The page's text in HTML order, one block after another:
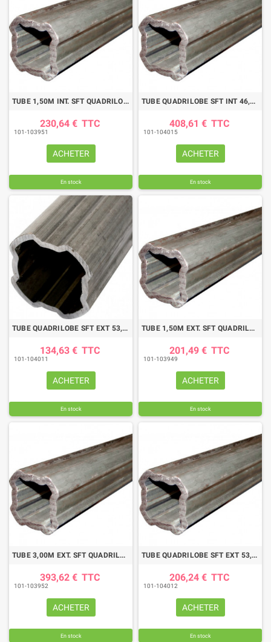
TUBE 1,50M INT. SFT QUADRILOBE 46,9X4,5 BYPY
230,64 € TTC
101-103951
ACHETER
En stock
TUBE QUADRILOBE SFT INT 46,9X4,4 LG3000
408,61 € TTC
101-104015
ACHETER
En stock
TUBE QUADRILOBE SFT EXT 53,9X3,25 LG1000
134,63 € TTC
101-104011
ACHETER
En stock
TUBE 1,50M EXT. SFT QUADRILOBE 53,9X3,25 BYPY
201,49 € TTC
101-103949
ACHETER
En stock
TUBE 3,00M EXT. SFT QUADRILOBE 53,9X3,25 BYPY
393,62 € TTC
101-103952
ACHETER
En stock
TUBE QUADRILOBE SFT EXT 53,9X3 LG1500
206,24 € TTC
101-104012
ACHETER
En stock